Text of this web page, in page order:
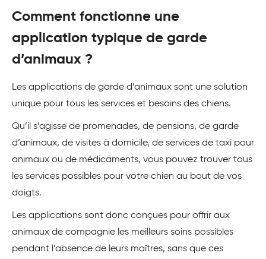
Comment fonctionne une
application typique de garde
d’animaux ?
Les applications de garde d’animaux sont une solution
unique pour tous les services et besoins des chiens.
Qu’il s’agisse de promenades, de pensions, de garde
d’animaux, de visites à domicile, de services de taxi pour
animaux ou de médicaments, vous pouvez trouver tous
les services possibles pour votre chien au bout de vos
doigts.
Les applications sont donc conçues pour offrir aux
animaux de compagnie les meilleurs soins possibles
pendant l’absence de leurs maîtres, sans que ces